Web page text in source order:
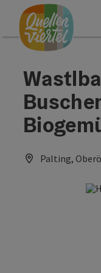
Zum Inhalt
Zur Navigation
Zum Seitenanfang
Palting,